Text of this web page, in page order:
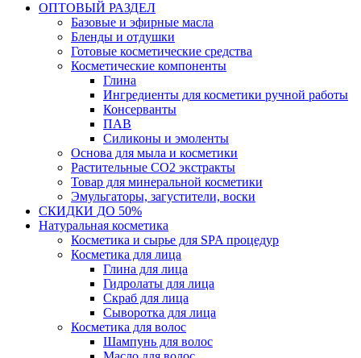
ОПТОВЫЙ РАЗДЕЛ
Базовые и эфирные масла
Бленды и отдушки
Готовые косметические средства
Косметические компоненты
Глина
Ингредиенты для косметики ручной работы
Консерванты
ПАВ
Силиконы и эмоленты
Основа для мыла и косметики
Растительные СО2 экстракты
Товар для минеральной косметики
Эмульгаторы, загустители, воски
СКИДКИ ДО 50%
Натуральная косметика
Косметика и сырье для SPA процедур
Косметика для лица
Глина для лица
Гидролаты для лица
Скраб для лица
Сыворотка для лица
Косметика для волос
Шампунь для волос